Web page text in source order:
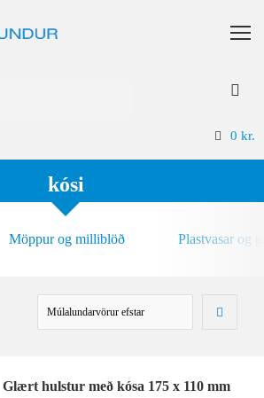
0 kr.
kósi
Möppur og milliblöð Plastvasar og
Glært hulstur með kósa 175 x 110 mm